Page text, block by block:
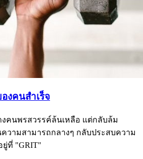
งคนสำเร็จ
งคนพรสวรรค์ล้นเหลือ แต่กลับล้ม
วามสามารถกลางๆ กลับประสบความ
ยู่ที่ "GRIT"